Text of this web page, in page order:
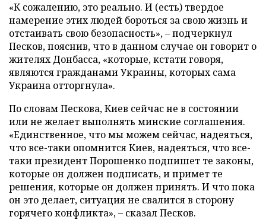
«К сожалению, это реально. И (есть) твердое
намерение этих людей бороться за свою жизнь и
отстаивать свою безопасность», – подчеркнул
Песков, пояснив, что в данном случае он говорит о
жителях Донбасса, «которые, кстати говоря,
являются гражданами Украины, которых сама
Украина отторгнула».
По словам Пескова, Киев сейчас не в состоянии
или не желает выполнять минские соглашения.
«Единственное, что мы можем сейчас, надеяться,
что все-таки опомнится Киев, надеяться, что все-
таки президент Порошенко подпишет те законы,
которые он должен подписать, и примет те
решения, которые он должен принять. И что пока
он это делает, ситуация не свалится в сторону
горячего конфликта», – сказал Песков.